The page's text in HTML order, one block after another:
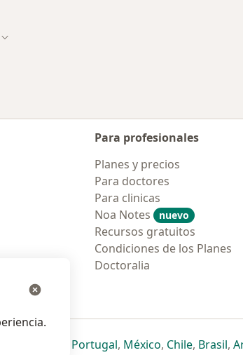
Cambiar de ciudad
Para profesionales
Planes y precios
Para doctores
Para clinicas
Noa Notes
nuevo
Recursos gratuitos
Condiciones de los Planes
Doctoralia
nueva pestaña
una nueva pestaña
se abre en una nueva pestaña
se abre en una nueva pestaña
Portugalse abre en una nueva
, Méxicose abre en una
, Chilese abre
, Brasilse
,